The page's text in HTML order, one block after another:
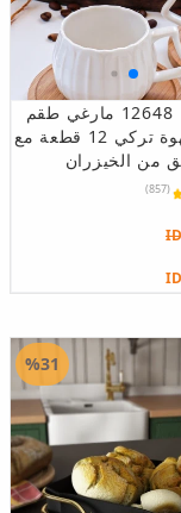
12648 مارغي طقم
فناجين قهوة تركي 12 قطعة مع
من الخيزران
(857)
ID
ID
%31